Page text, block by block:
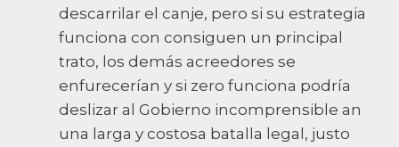
descarrilar el canje, pero si su estrategia
funciona con consiguen un principal
trato, los demás acreedores se
enfurecerían y si zero funciona podría
deslizar al Gobierno incomprensible an
una larga y costosa batalla legal, justo